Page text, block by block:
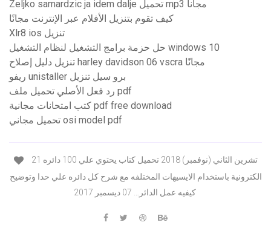
Zeljko samardzic ja idem dalje تحميل mp3 مجانا
كيف تقوم بتنزيل الأفلام عبر الإنترنت مجانًا
Xlr8 ios تنزيل
حل حزمة برامج التشغيل لنظام التشغيل windows 10
تنزيل دليل إصلاح harley davidson 06 vscra مجانًا
ريفو unistaller برو سيل تنزيل
رد فعل الأصلي تحميل ملف pdf
كتب امتحانات مجانية pdf free download
تحميل مجاني osi model pdf
21 تشرين الثاني (نوفمبر) 2018 تحميل كتاب يحتوي علي 100 دائره
الكترونية باستخدام الايسيهات المختلفه مع شرح كل دائره علي حدا وتوضيح
كيفيه عمل الدائر… 07 ديسمبر 2017